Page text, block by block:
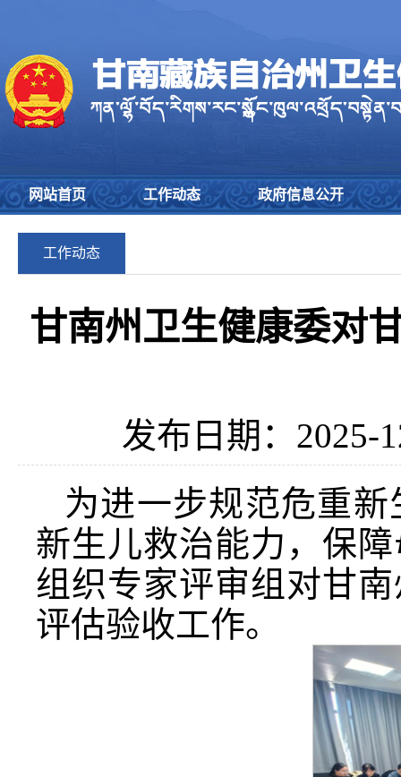
网站首页 工作动态 政府信息公开
工作动态
甘南州卫生健康委对
发布日期：2025-
为进一步规范危重
新生儿救治能力，保
组织专家评审组对甘
评估验收工作。